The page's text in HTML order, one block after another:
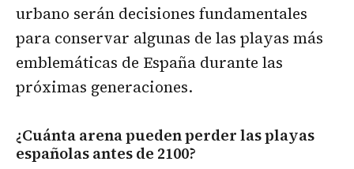
urbano serán decisiones fundamentales
para conservar algunas de las playas más
emblemáticas de España durante las
próximas generaciones.
¿Cuánta arena pueden perder las playas
españolas antes de 2100?